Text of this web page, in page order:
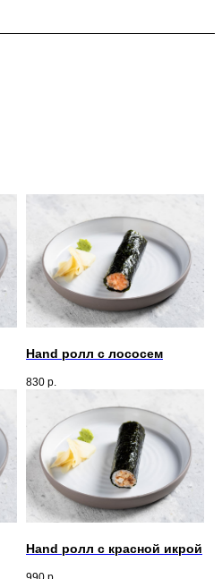
Hand ролл с лососем
830 р.
Hand ролл с красной икрой